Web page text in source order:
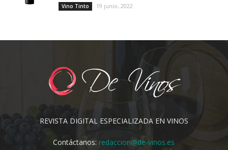
Vino Tinto 19 junio, 2022
REVISTA DIGITAL ESPECIALIZADA EN VINOS
Contáctanos:redaccion@de-vinos.es